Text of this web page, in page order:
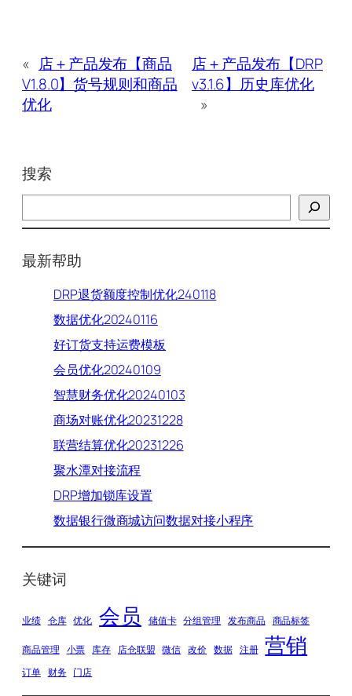
« 店＋产品发布【商品
V1.8.0】货号规则和商品
优化
店＋产品发布【DRP
v3.1.6】历史库优化
»
搜索
索
最新帮助
DRP退货额度控制优化240118
数据优化20240116
好订货支持运费模板
会员优化20240109
智慧财务优化20240103
商场对账优化20231228
联营结算优化20231226
聚水潭对接流程
DRP增加锁库设置
数据银行微商城访问数据对接小程序
关键词
业绩 仓库 优化 会员 储值卡 分组管理 发布商品 商品标签
商品管理 小票 库存 店仓联盟 微信 改价 数据 注册 营销
订单 财务 门店